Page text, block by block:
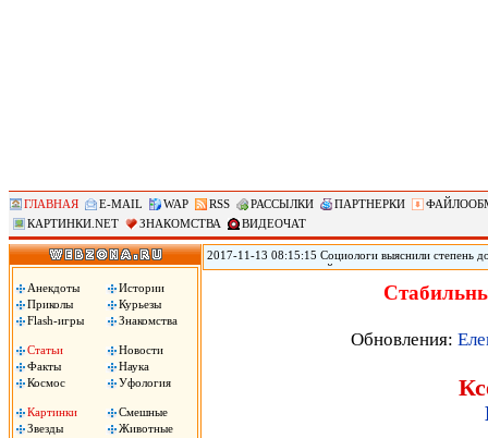
ГЛАВНАЯ E-MAIL WAP RSS РАССЫЛКИ ПАРТНЕРКИ
КАРТИНКИ.NET
ЗНАКОМСТВА ВИДЕОЧАТ
Анекдоты
Истории
Приколы
Курьезы
Flash-игры
Знакомства
Статьи
Новости
Факты
Наука
Космос
Уфология
Картинки
Смешные
Звезды
Животные
2017-11-13 08:15:15 Социологи выяснили степень
журналистам и полицейским, следует из
полицейские – 3,12 баллов. При этом 40% заявили,
Обновления: